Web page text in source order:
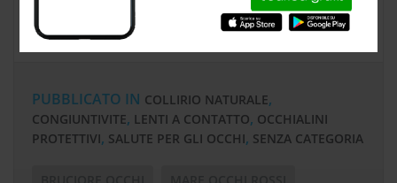
nell’acqua. Causa […]
PUBBLICATO IN COLLIRIO NATURALE,
CONGIUNTIVITE, LENTI A CONTATTO, OCCHIALINI
PROTETTIVI, SALUTE PER GLI OCCHI, SENZA CATEGORIA